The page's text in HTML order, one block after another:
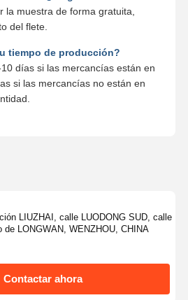
la muestra de forma gratuita,
del flete.
tiempo de producción?
días si las mercancías están en
si las mercancías no están en
LIUZHAI, calle LUODONG SUD, calle
de LONGWAN, WENZHOU, CHINA
Contactar ahora